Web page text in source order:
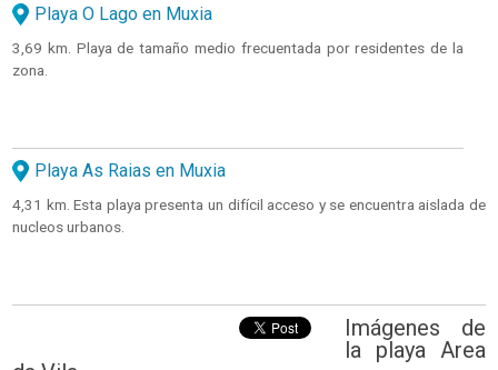
Playa O Lago en Muxia
3,69 km. Playa de tamaño medio frecuentada por residentes de la
zona.
Playa As Raias en Muxia
4,31 km. Esta playa presenta un difícil acceso y se encuentra aislada de
nucleos urbanos.
Imágenes de
la playa Area